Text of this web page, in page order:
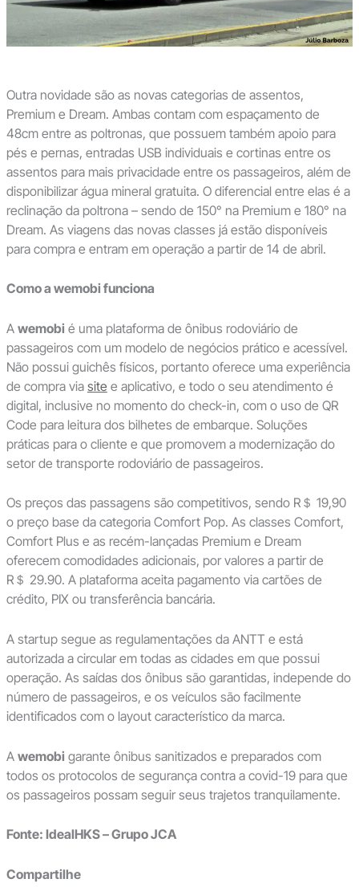
Outra novidade são as novas categorias de assentos,
Premium e Dream. Ambas contam com espaçamento de
48cm entre as poltronas, que possuem também apoio para
pés e pernas, entradas USB individuais e cortinas entre os
assentos para mais privacidade entre os passageiros, além de
disponibilizar água mineral gratuita. O diferencial entre elas é a
reclinação da poltrona – sendo de 150° na Premium e 180° na
Dream. As viagens das novas classes já estão disponíveis
para compra e entram em operação a partir de 14 de abril.
Como a wemobi funciona
A wemobi é uma plataforma de ônibus rodoviário de
passageiros com um modelo de negócios prático e acessível.
Não possui guichês físicos, portanto oferece uma experiência
de compra via site e aplicativo, e todo o seu atendimento é
digital, inclusive no momento do check-in, com o uso de QR
Code para leitura dos bilhetes de embarque. Soluções
práticas para o cliente e que promovem a modernização do
setor de transporte rodoviário de passageiros.
Os preços das passagens são competitivos, sendo R＄ 19,90
o preço base da categoria Comfort Pop. As classes Comfort,
Comfort Plus e as recém-lançadas Premium e Dream
oferecem comodidades adicionais, por valores a partir de
R＄ 29.90. A plataforma aceita pagamento via cartões de
crédito, PIX ou transferência bancária.
A startup segue as regulamentações da ANTT e está
autorizada a circular em todas as cidades em que possui
operação. As saídas dos ônibus são garantidas, independe do
número de passageiros, e os veículos são facilmente
identificados com o layout característico da marca.
A wemobi garante ônibus sanitizados e preparados com
todos os protocolos de segurança contra a covid-19 para que
os passageiros possam seguir seus trajetos tranquilamente.
Fonte: IdealHKS – Grupo JCA
Compartilhe